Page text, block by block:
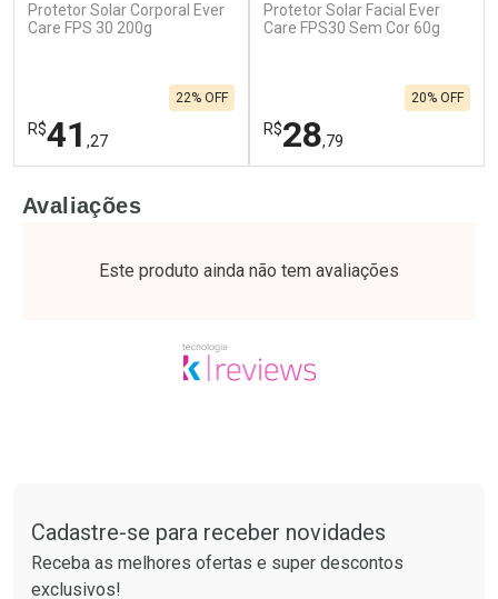
Protetor Solar Corporal Ever
Care FPS 30 200g
R$41 ,27
22% OFF
Laboratório
Ativar Desconto
Por Menos
Comprar sem Desconto
Por R$ 41,27/cada
Protetor Solar Facial Ever
Care FPS30 Sem Cor 60g
R$28,79
20% OFF
Laboratório
Ativar Desconto
Por Menos
Comprar sem Desconto
Avaliações
Este produto ainda não tem avaliações
Cadastre-se para receber novidades
Receba as melhores ofertas e super descontos
exclusivos!